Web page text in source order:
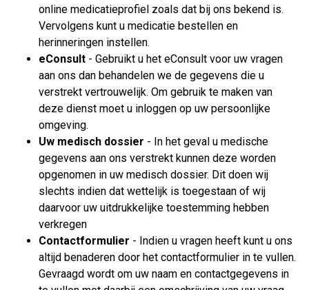
online medicatieprofiel zoals dat bij ons bekend is.
Vervolgens kunt u medicatie bestellen en
herinneringen instellen.
eConsult - Gebruikt u het eConsult voor uw vragen
aan ons dan behandelen we de gegevens die u
verstrekt vertrouwelijk. Om gebruik te maken van
deze dienst moet u inloggen op uw persoonlijke
omgeving.
Uw medisch dossier - In het geval u medische
gegevens aan ons verstrekt kunnen deze worden
opgenomen in uw medisch dossier. Dit doen wij
slechts indien dat wettelijk is toegestaan of wij
daarvoor uw uitdrukkelijke toestemming hebben
verkregen
Contactformulier - Indien u vragen heeft kunt u ons
altijd benaderen door het contactformulier in te vullen.
Gevraagd wordt om uw naam en contactgegevens in